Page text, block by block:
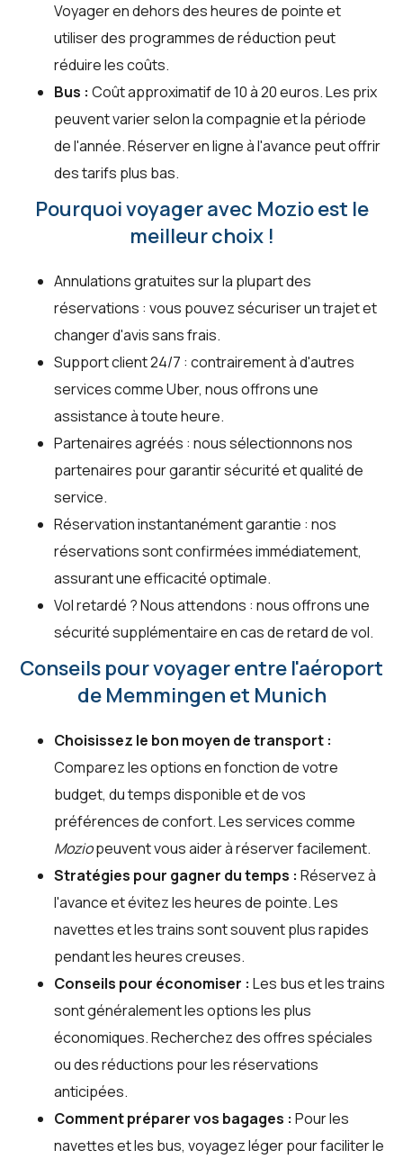
Voyager en dehors des heures de pointe et
utiliser des programmes de réduction peut
réduire les coûts.
Bus : Coût approximatif de 10 à 20 euros. Les prix
peuvent varier selon la compagnie et la période
de l'année. Réserver en ligne à l'avance peut offrir
des tarifs plus bas.
Pourquoi voyager avec Mozio est le
meilleur choix !
Annulations gratuites sur la plupart des
réservations : vous pouvez sécuriser un trajet et
changer d'avis sans frais.
Support client 24/7 : contrairement à d'autres
services comme Uber, nous offrons une
assistance à toute heure.
Partenaires agréés : nous sélectionnons nos
partenaires pour garantir sécurité et qualité de
service.
Réservation instantanément garantie : nos
réservations sont confirmées immédiatement,
assurant une efficacité optimale.
Vol retardé ? Nous attendons : nous offrons une
sécurité supplémentaire en cas de retard de vol.
Conseils pour voyager entre l'aéroport
de Memmingen et Munich
Choisissez le bon moyen de transport :
Comparez les options en fonction de votre
budget, du temps disponible et de vos
préférences de confort. Les services comme
Moziopeuvent vous aider à réserver facilement.
Stratégies pour gagner du temps : Réservez à
l'avance et évitez les heures de pointe. Les
navettes et les trains sont souvent plus rapides
pendant les heures creuses.
Conseils pour économiser : Les bus et les trains
sont généralement les options les plus
économiques. Recherchez des offres spéciales
ou des réductions pour les réservations
anticipées.
Comment préparer vos bagages : Pour les
navettes et les bus, voyagez léger pour faciliter le